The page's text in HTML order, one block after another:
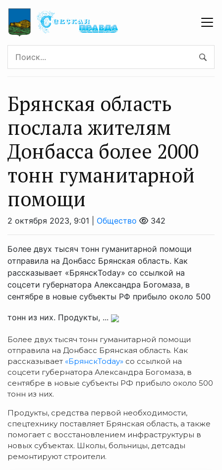
Брянская область
послала жителям
Донбасса более 2000
тонн гуманитарной
помощи
2 октября 2023, 9:01 | Общество 342
Более двух тысяч тонн гуманитарной помощи
отправила на Донбасс Брянская область. Как
рассказывает «БрянскToday» со ссылкой на
соцсети губернатора Александра Богомаза, в
сентябре в новые субъекты РФ прибыло около 500
тонн из них. Продукты, ...
Более двух тысяч тонн гуманитарной помощи
отправила на Донбасс Брянская область. Как
рассказывает «БрянскToday» со ссылкой на
соцсети губернатора Александра Богомаза, в
сентябре в новые субъекты РФ прибыло около 500
тонн из них.
Продукты, средства первой необходимости,
спецтехнику поставляет Брянская область, а также
помогает с восстановлением инфраструктуры в
новых субъектах. Школы, больницы, детсады
ремонтируют строители.